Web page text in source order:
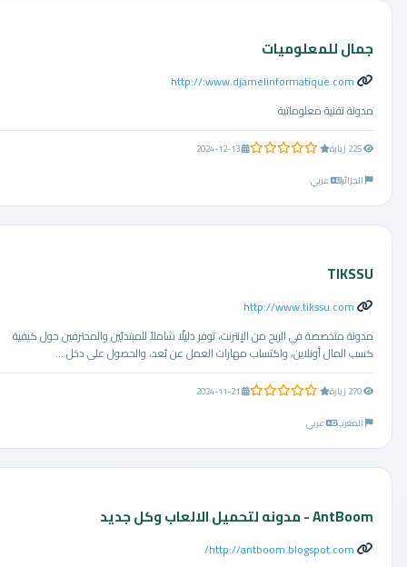
جمال للمعلوميات
http://:www.djamelinformatique.com
مدونة تقنية معلوماتية
0.0 من 5 نجوم
2024-12-13
الجزائر
عربي
TIKSSU
http://www.tikssu.com
مدونة متخصصة في الربح من الإنترنت، توفر دليلًا شاملاً للمبتدئين والمحترفين حول كيفية
كسب المال أونلاين، واكتساب مهارات العمل عن بُعد، والحصول على دخل ...
0.0 من 5 نجوم
2024-11-21
المغرب
عربي
AntBoom - مدونه لتحميل الالعاب وكل جديد
http://antboom.blogspot.com/